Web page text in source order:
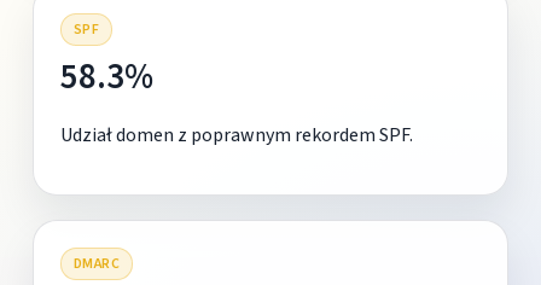
SPF
58.3%
Udział domen z poprawnym rekordem SPF.
DMARC